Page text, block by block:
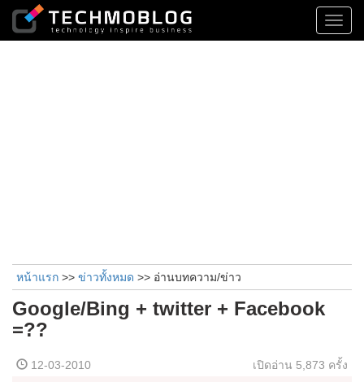
หน้าแรก >> ข่าวทั้งหมด >> อ่านบทความ/ข่าว
Google/Bing + twitter + Facebook
=??
12-03-2010 เปิดอ่าน 5,873 ครั้ง